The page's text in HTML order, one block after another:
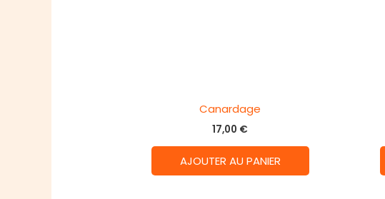
Canardage
17,00 €
AJOUTER AU PANIER